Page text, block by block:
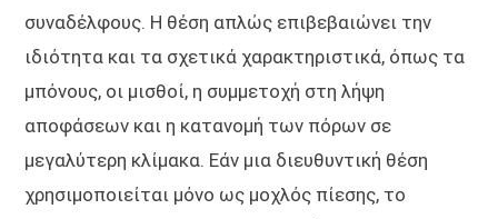
συναδέλφους. Η θέση απλώς επιβεβαιώνει την
ιδιότητα και τα σχετικά χαρακτηριστικά, όπως τα
μπόνους, οι μισθοί, η συμμετοχή στη λήψη
αποφάσεων και η κατανομή των πόρων σε
μεγαλύτερη κλίμακα. Εάν μια διευθυντική θέση
χρησιμοποιείται μόνο ως μοχλός πίεσης, το